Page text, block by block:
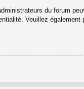
du forum
Veuillez